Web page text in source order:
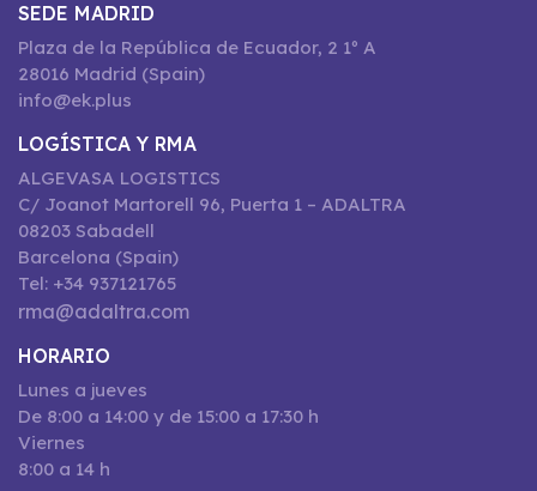
SEDE MADRID
Plaza de la República de Ecuador, 2 1º A
28016 Madrid (Spain)
info@ek.plus
LOGÍSTICA Y RMA
ALGEVASA LOGISTICS
C/ Joanot Martorell 96, Puerta 1 – ADALTRA
08203 Sabadell
Barcelona (Spain)
Tel: +34 937121765
rma@adaltra.com
HORARIO
Lunes a jueves
De 8:00 a 14:00 y de 15:00 a 17:30 h
Viernes
8:00 a 14 h